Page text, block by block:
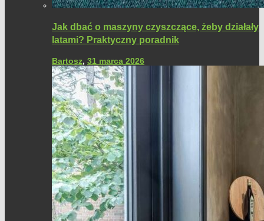
Jak dbać o maszyny czyszczące, żeby działały
latami? Praktyczny poradnik
Bartosz, 31 marca 2026